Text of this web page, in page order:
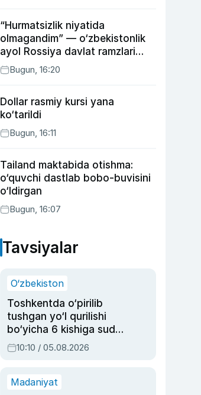
“Hurmatsizlik niyatida
olmagandim” — o‘zbekistonlik
ayol Rossiya davlat ramzlari
tushirilgan poyandoz haqida
Bugun, 16:20
Dollar rasmiy kursi yana
ko‘tarildi
Bugun, 16:11
Tailand maktabida otishma:
o‘quvchi dastlab bobo-buvisini
o‘ldirgan
Bugun, 16:07
Tavsiyalar
O‘zbekiston
Toshkentda o‘pirilib
tushgan yo‘l qurilishi
bo‘yicha 6 kishiga sud
hukmi o‘qildi
10:10 / 05.08.2026
Madaniyat